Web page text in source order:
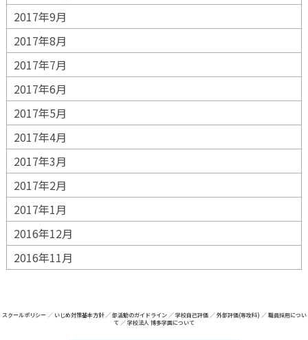
2017年9月
2017年8月
2017年7月
2017年6月
2017年5月
2017年4月
2017年3月
2017年2月
2017年1月
2016年12月
2016年11月
スクールポリシー／ いじめ対策基本方針／部活動のガイドライン／学校自己評価／外部評価(専攻科) ／職員採用につい
て ／学校法人 博多学園について